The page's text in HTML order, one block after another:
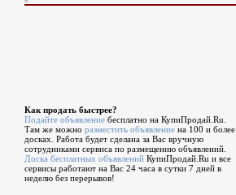
Как продать быстрее?
Подайте объявление бесплатно на КупиПродай.Ru.
Там же можно разместить объявление на 100 и более
досках. Работа будет сделана за Вас вручную
сотрудниками сервиса по размещению объявлений.
Доска бесплатных объявлений КупиПродай.Ru и все
сервисы работают на Вас 24 часа в сутки 7 дней в
неделю без перерывов!